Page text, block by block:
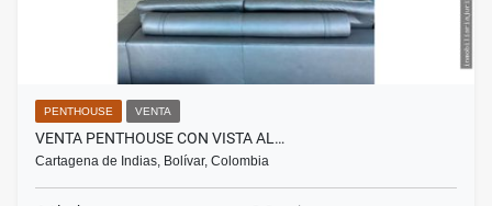
PENTHOUSE VENTA
VENTA PENTHOUSE CON VISTA AL…
Cartagena de Indias, Bolívar, Colombia